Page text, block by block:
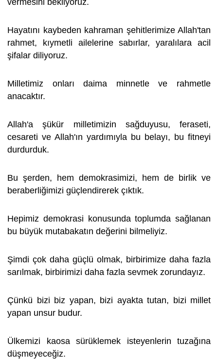
vermesini bekliyoruz.
Hayatını kaybeden kahraman şehitlerimize Allah'tan
rahmet, kıymetli ailelerine sabırlar, yaralılara acil
şifalar diliyoruz.
Milletimiz onları daima minnetle ve rahmetle
anacaktır.
Allah'a şükür milletimizin sağduyusu, feraseti,
cesareti ve Allah'ın yardımıyla bu belayı, bu fitneyi
durdurduk.
Bu şerden, hem demokrasimizi, hem de birlik ve
beraberliğimizi güçlendirerek çıktık.
Hepimiz demokrasi konusunda toplumda sağlanan
bu büyük mutabakatın değerini bilmeliyiz.
Şimdi çok daha güçlü olmak, birbirimize daha fazla
sarılmak, birbirimizi daha fazla sevmek zorundayız.
Çünkü bizi biz yapan, bizi ayakta tutan, bizi millet
yapan unsur budur.
Ülkemizi kaosa sürüklemek isteyenlerin tuzağına
düşmeyeceğiz.